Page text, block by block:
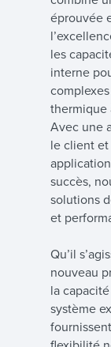
éprouvée
les
interne
thermique
Avec une
le client
succès,
solutions
et
Qu’il
nouveau
la
système